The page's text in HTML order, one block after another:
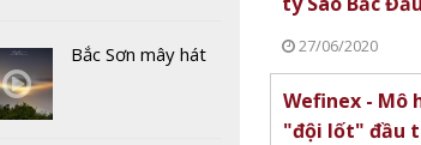
2 giây
Bắc Sơn mây hát 27/06/2020
Wefinex - Mô
"đội lốt" đầu